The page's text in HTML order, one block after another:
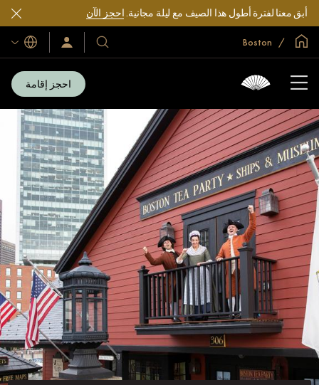
أبق معنا لفترة أطول هذا الصيف مع ليلة مجانية.احجز الآن
الصفحة الرئيسية العالمية
فنادقنا
ومنتجعاتنا
سجّل
الدخول/
اللغات
احجز إقامة